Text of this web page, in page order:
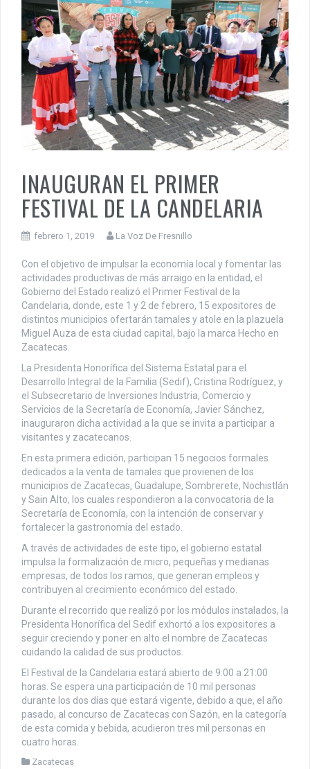
INAUGURAN EL PRIMER
FESTIVAL DE LA CANDELARIA
febrero 1, 2019 La Voz De Fresnillo
Con el objetivo de impulsar la economía local y fomentar las
actividades productivas de más arraigo en la entidad, el
Gobierno del Estado realizó el Primer Festival de la
Candelaria, donde, este 1 y 2 de febrero, 15 expositores de
distintos municipios ofertarán tamales y atole en la plazuela
Miguel Auza de esta ciudad capital, bajo la marca Hecho en
Zacatecas.
La Presidenta Honorífica del Sistema Estatal para el
Desarrollo Integral de la Familia (Sedif), Cristina Rodríguez, y
el Subsecretario de Inversiones Industria, Comercio y
Servicios de la Secretaría de Economía, Javier Sánchez,
inauguraron dicha actividad a la que se invita a participar a
visitantes y zacatecanos.
En esta primera edición, participan 15 negocios formales
dedicados a la venta de tamales que provienen de los
municipios de Zacatecas, Guadalupe, Sombrerete, Nochistlán
y Sain Alto, los cuales respondieron a la convocatoria de la
Secretaría de Economía, con la intención de conservar y
fortalecer la gastronomía del estado.
A través de actividades de este tipo, el gobierno estatal
impulsa la formalización de micro, pequeñas y medianas
empresas, de todos los ramos, que generan empleos y
contribuyen al crecimiento económico del estado.
Durante el recorrido que realizó por los módulos instalados, la
Presidenta Honorífica del Sedif exhortó a los expositores a
seguir creciendo y poner en alto el nombre de Zacatecas
cuidando la calidad de sus productos.
El Festival de la Candelaria estará abierto de 9:00 a 21:00
horas. Se espera una participación de 10 mil personas
durante los dos días que estará vigente, debido a que, el año
pasado, al concurso de Zacatecas con Sazón, en la categoría
de esta comida y bebida, acudieron tres mil personas en
cuatro horas.
Zacatecas